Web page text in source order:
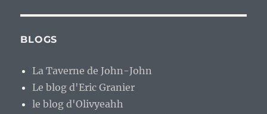
BLOGS
La Taverne de John-John
Le blog d'Eric Granier
le blog d'Olivyeahh